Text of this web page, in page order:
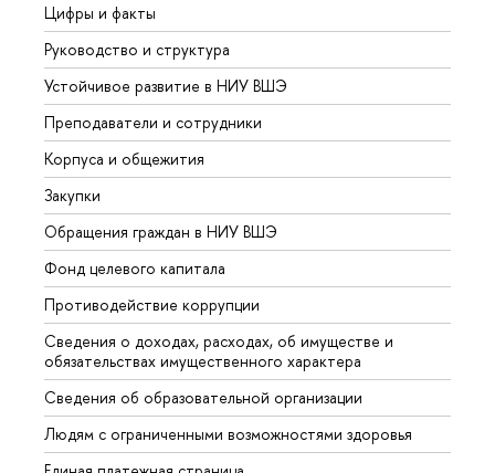
Цифры и факты
Руководство и структура
Устойчивое развитие в НИУ ВШЭ
Преподаватели и сотрудники
Корпуса и общежития
Закупки
Обращения граждан в НИУ ВШЭ
Фонд целевого капитала
Противодействие коррупции
Сведения о доходах, расходах, об имуществе и
обязательствах имущественного характера
Сведения об образовательной организации
Людям с ограниченными возможностями здоровья